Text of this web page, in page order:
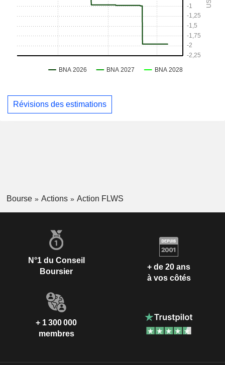
Révisions des estimations
Bourse Actions Action FLWS
N°1 du Conseil
Boursier
+ de 20 ans
à vos côtés
+ 1 300 000
membres